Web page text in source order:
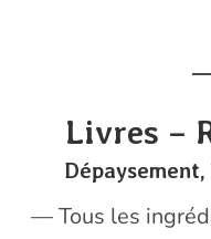
Livres –
— Tous les